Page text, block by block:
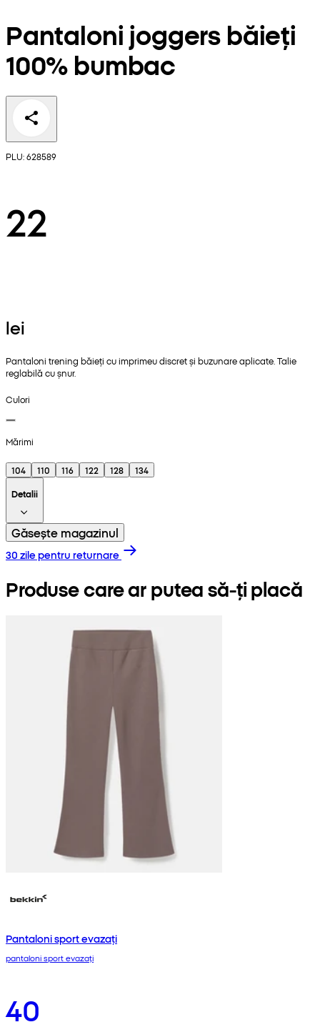
Pantaloni joggers băieți
100% bumbac
PLU: 628589
22
lei
Pantaloni trening băieți cu imprimeu discret și buzunare aplicate. Talie
reglabilă cu șnur.
Culori
Mărimi
104 110 116 122 128
134
Detalii
Găsește magazinul
30 zile pentru returnare
Produse care ar putea să-ți placă
Pantaloni sport evazați
pantaloni sport evazați
40